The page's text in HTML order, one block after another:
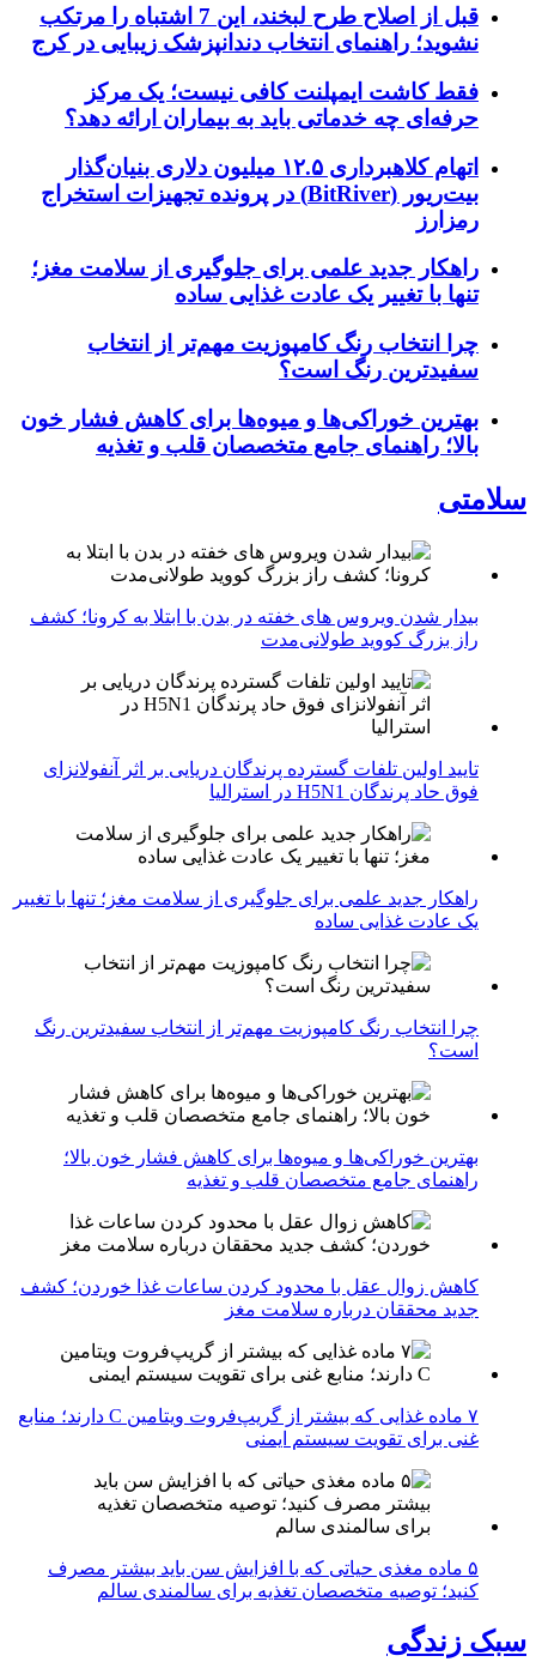
قبل از اصلاح طرح لبخند، این 7 اشتباه را مرتکب
نشوید؛ راهنمای انتخاب دندانپزشک زیبایی در کرج
فقط کاشت ایمپلنت کافی نیست؛ یک مرکز
حرفه‌ای چه خدماتی باید به بیماران ارائه دهد؟
اتهام کلاهبرداری ۱۲.۵ میلیون دلاری بنیان‌گذار
بیت‌ریور (BitRiver) در پرونده تجهیزات استخراج
رمزارز
راهکار جدید علمی برای جلوگیری از سلامت مغز؛
تنها با تغییر یک عادت غذایی ساده
چرا انتخاب رنگ کامپوزیت مهم‌تر از انتخاب
سفیدترین رنگ است؟
بهترین خوراکی‌ها و میوه‌ها برای کاهش فشار خون
بالا؛ راهنمای جامع متخصصان قلب و تغذیه
سلامتی
بیدار شدن ویروس‌ های خفته در بدن با ابتلا به کرونا؛ کشف
راز بزرگ کووید طولانی‌مدت
تایید اولین تلفات گسترده پرندگان دریایی بر اثر آنفولانزای
فوق حاد پرندگان H5N1 در استرالیا
راهکار جدید علمی برای جلوگیری از سلامت مغز؛ تنها با تغییر
یک عادت غذایی ساده
چرا انتخاب رنگ کامپوزیت مهم‌تر از انتخاب سفیدترین رنگ
است؟
بهترین خوراکی‌ها و میوه‌ها برای کاهش فشار خون بالا؛
راهنمای جامع متخصصان قلب و تغذیه
کاهش زوال عقل با محدود کردن ساعات غذا خوردن؛ کشف
جدید محققان درباره سلامت مغز
۷ ماده غذایی که بیشتر از گریپ‌فروت ویتامین C دارند؛ منابع
غنی برای تقویت سیستم ایمنی
۵ ماده مغذی حیاتی که با افزایش سن باید بیشتر مصرف
کنید؛ توصیه متخصصان تغذیه برای سالمندی سالم
سبک زندگی